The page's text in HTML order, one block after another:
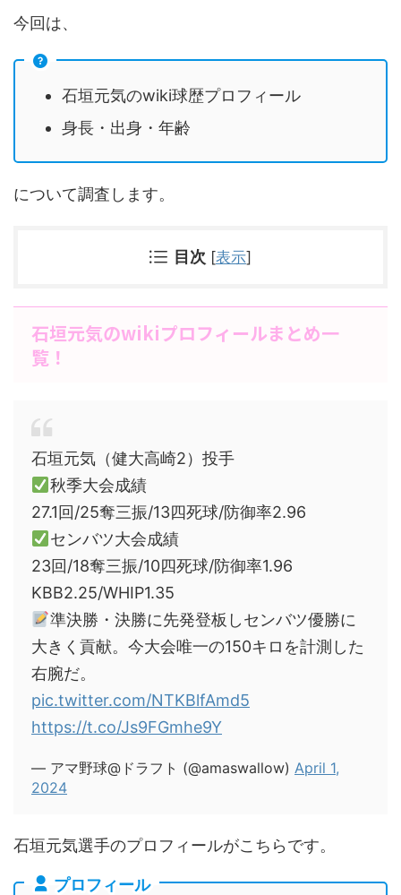
今回は、
石垣元気のwiki球歴プロフィール
身長・出身・年齢
について調査します。
目次 [表示]
石垣元気のwikiプロフィールまとめ一
覧！
石垣元気（健大高崎2）投手
秋季大会成績
27.1回/25奪三振/13四死球/防御率2.96
センバツ大会成績
23回/18奪三振/10四死球/防御率1.96
KBB2.25/WHIP1.35
準決勝・決勝に先発登板しセンバツ優勝に
大きく貢献。今大会唯一の150キロを計測した
右腕だ。
pic.twitter.com/NTKBlfAmd5
https://t.co/Js9FGmhe9Y
— アマ野球@ドラフト (@amaswallow) April 1,
2024
石垣元気選手のプロフィールがこちらです。
プロフィール